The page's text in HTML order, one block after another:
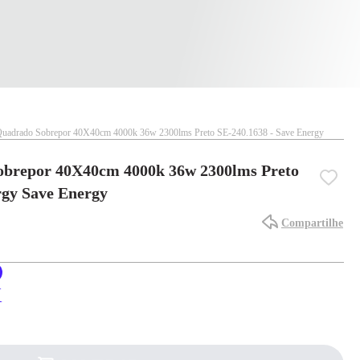
Sobrepor 40X40cm 4000k 36w 2300lms Preto SE-240.1638 - Save Energy
40X40cm 4000k 36w 2300lms Preto
Save Energy
Compartilhe